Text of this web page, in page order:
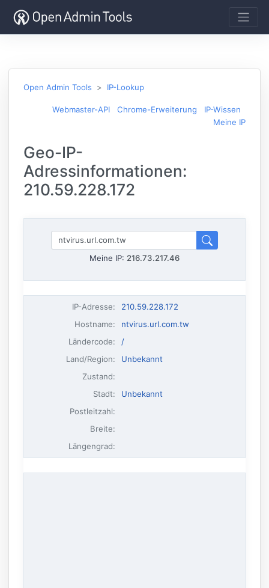
Open Admin Tools IP-Lookup
Webmaster-API Chrome-Erweiterung
IP-Wissen
Meine IP
Geo-IP-
Adressinformationen:
210.59.228.172
Meine IP: 216.73.217.46
IP-Adresse:
210.59.228.172
Hostname:
ntvirus.url.com.tw
Ländercode:
/
Land/Region:
Unbekannt
Zustand:
Stadt:
Unbekannt
Postleitzahl:
Breite:
Längengrad: